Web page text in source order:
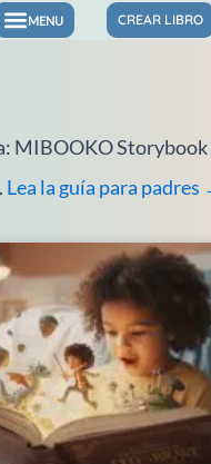
CREAR LIBRO
MIBOOKO Storybook
Lea la guía para padres
Página
Página